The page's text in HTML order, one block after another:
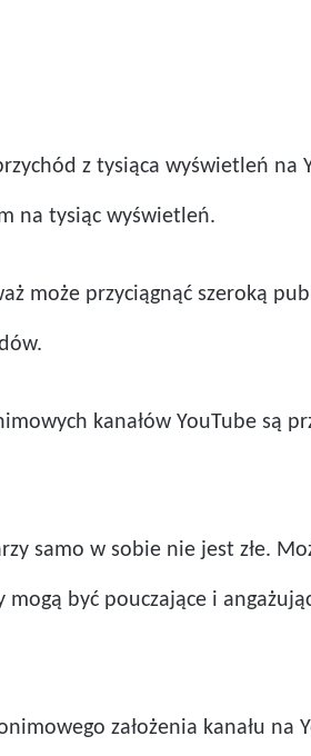
z tysiąca wyświetleń
na tysiąc wyświetleń.
może przyciągnąć szeroką
kanałów YouTube są
samo w sobie nie jest złe.
być pouczające i
założenia kanału